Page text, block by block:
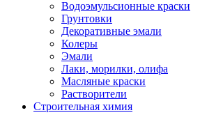
Водоэмульсионные краски
Грунтовки
Декоративные эмали
Колеры
Эмали
Лаки, морилки, олифа
Масляные краски
Растворители
Строительная химия